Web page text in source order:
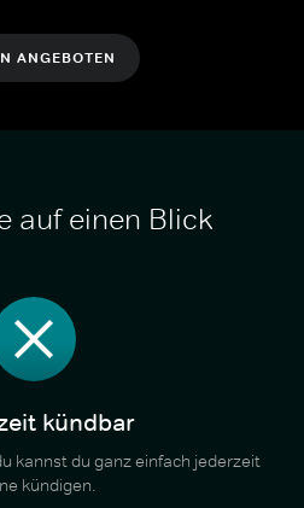
ANGEBOTEN
auf einen Blick
kündbar
kannst du ganz einfach jederzeit
kündigen.